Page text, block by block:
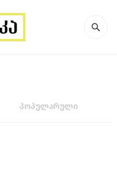
პოპულარული